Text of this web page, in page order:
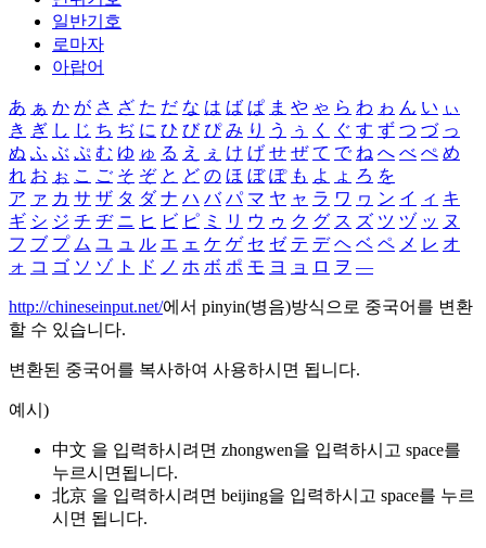
일반기호
로마자
아랍어
あ ぁ か が さ ざ た だ な は ば ぱ ま や ゃ ら わ ゎ ん い ぃ
き ぎ し じ ち ぢ に ひ び ぴ み り う ぅ く ぐ す ず つ づ っ
ぬ ふ ぶ ぷ む ゆ ゅ る え ぇ け げ せ ぜ て で ね へ べ ぺ め
れ お ぉ こ ご そ ぞ と ど の ほ ぼ ぽ も よ ょ ろ を
ア ァ カ サ ザ タ ダ ナ ハ バ パ マ ヤ ャ ラ ワ ヮ ン イ ィ キ
ギ シ ジ チ ヂ ニ ヒ ビ ピ ミ リ ウ ゥ ク グ ス ズ ツ ヅ ッ ヌ
フ ブ プ ム ユ ュ ル エ ェ ケ ゲ セ ゼ テ デ ヘ ベ ペ メ レ オ
ォ コ ゴ ソ ゾ ト ド ノ ホ ボ ポ モ ヨ ョ ロ ヲ ―
http://chineseinput.net/에서 pinyin(병음)방식으로 중국어를 변환
할 수 있습니다.
변환된 중국어를 복사하여 사용하시면 됩니다.
예시)
中文 을 입력하시려면 zhongwen을 입력하시고 space를
누르시면됩니다.
北京 을 입력하시려면 beijing을 입력하시고 space를 누르
시면 됩니다.